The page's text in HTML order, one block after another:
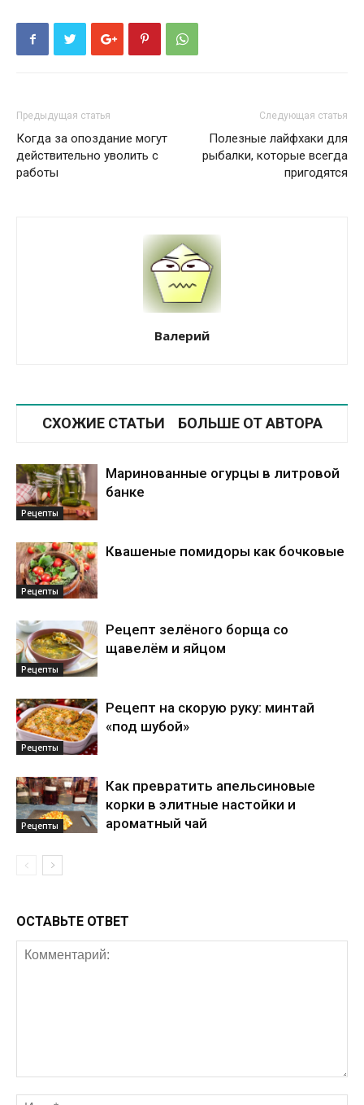
Предыдущая статья
Когда за опоздание могут
действительно уволить с
работы
Следующая статья
Полезные лайфхаки для
рыбалки, которые всегда
пригодятся
Валерий
СХОЖИЕ СТАТЬИ БОЛЬШЕ ОТ АВТОРА
Рецепты
Маринованные огурцы в литровой
банке
Рецепты
Квашеные помидоры как бочковые
Рецепты
Рецепт зелёного борща со
щавелём и яйцом
Рецепты
Рецепт на скорую руку: минтай
«под шубой»
Рецепты
Как превратить апельсиновые
корки в элитные настойки и
ароматный чай
ОСТАВЬТЕ ОТВЕТ